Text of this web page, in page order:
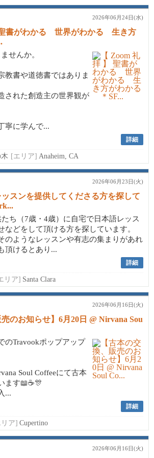
2026年06月24日(水)
聖書がわかる 世界がわかる 生き方
せんか。
教書や道徳書ではありま
された創造主の世界観が
寧に学んで...
詳細
[エリア] Anaheim, CA
2026年06月23日(火)
スンを提供してくださる方を探して
ち（7歳・4歳）に自宅で日本語レッス
などをして頂ける方を探しています。
のようなレッスンや有志の集まりがあれ
頂けるとあり...
詳細
リア] Santa Clara
2026年06月16日(火)
売のお知らせ】6月20日 @ Nirvana Sou
のTravookポップアップ
Soul Coffeeにて古本
ます📖☕🎊
...
詳細
ア] Cupertino
2026年06月16日(火)